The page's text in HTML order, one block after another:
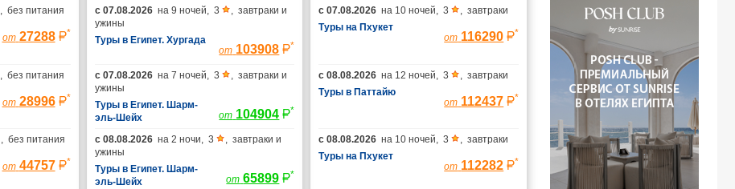
, без питания
от 27288 *
, без питания
от 28996 *
, без питания
от 44757 *
с 07.08.2026на 9 ночей, 3 , завтраки и
ужины
Туры в Египет. Хургада
от 103908 *
с 07.08.2026на 7 ночей, 3 , завтраки и
ужины
Туры в Египет. Шарм-
эль-Шейх
от 104904 *
с 08.08.2026на 2 ночи, 3 , завтраки и
ужины
Туры в Египет. Шарм-
эль-Шейх
от 65899 *
с07.08.2026 на 10 ночей,3 ,завтраки
Туры на Пхукет
от 116290 *
с08.08.2026 на 12 ночей,3 ,завтраки
Туры в Паттайю
от 112437 *
с08.08.2026 на 10 ночей,3 ,завтраки
Туры на Пхукет
от 112282 *